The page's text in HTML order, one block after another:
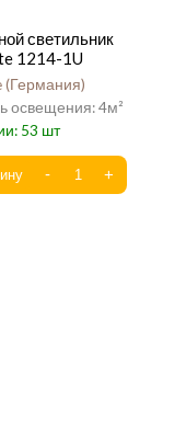
светильник
1214-1U
Германия
4
53